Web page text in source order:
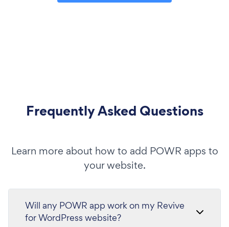
Frequently Asked Questions
Learn more about how to add POWR apps to
your website.
Will any POWR app work on my Revive
for WordPress website?